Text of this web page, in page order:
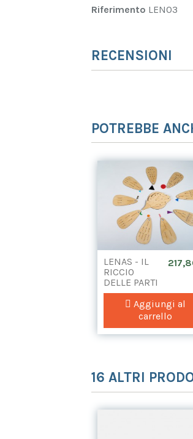
Riferimento LEN03
RECENSIONI
POTREBBE
LENAS - IL
RICCIO
DELLE PARTI
DEL
DISCORSOAggiungi al
carrello
16 ALTRI